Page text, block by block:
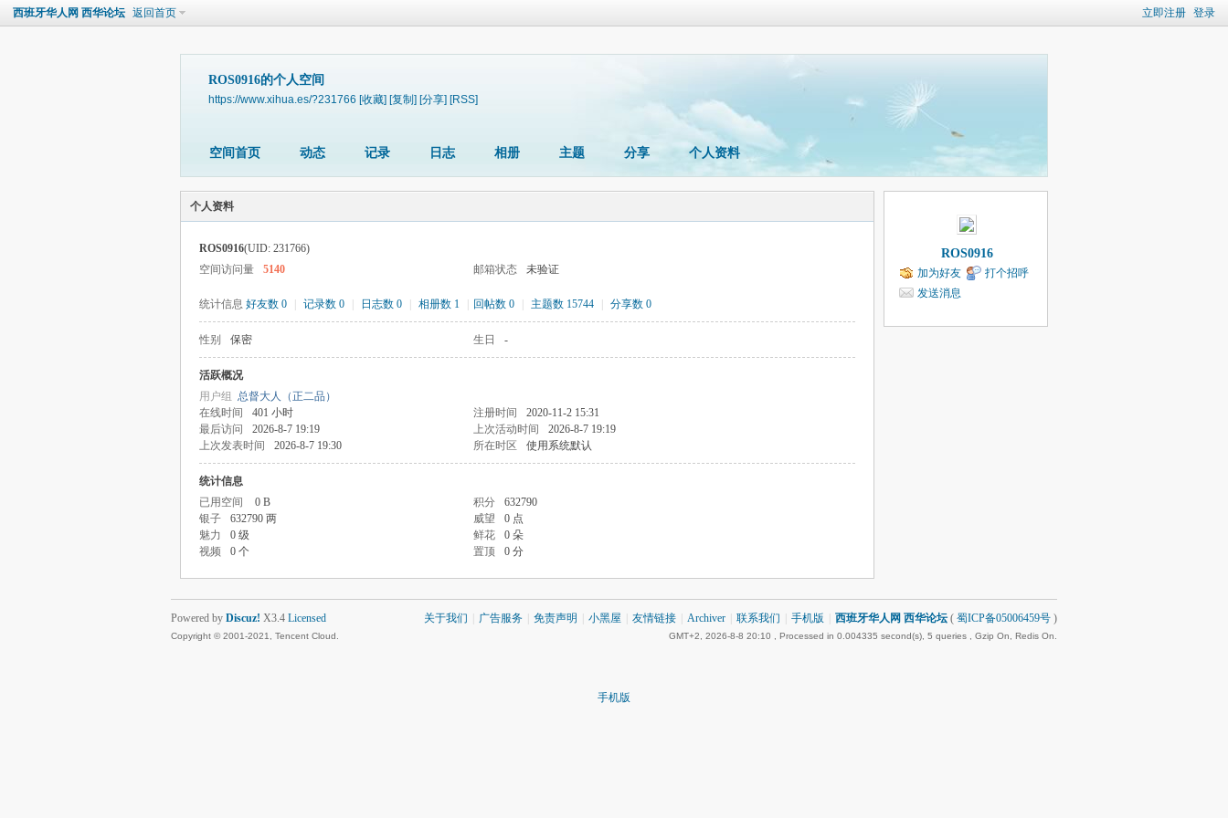
立即注册 登录
西班牙华人网 西华论坛 返回首页
ROS0916的个人空间
https://www.xihua.es/?231766 [收藏] [复制] [分享] [RSS]
空间首页 动态 记录 日志 相册 主题 分享 个人资料
个人资料
ROS0916(UID: 231766)
空间访问量
5140 邮箱状态 未验证
统计信息 好友数 0 记录数 0 日志数 0 相册数 1 回帖数 0 主题数 15744 分享数 0
性别 保密 生日 -
活跃概况
用户组 总督大人（正二品）
在线时间
401 小时 注册时间
2020-11-2 15:31
最后访问
2026-8-7 19:19 上次活动时间
2026-8-7 19:19
上次发表时间
2026-8-7 19:30 所在时区 使用系统默认
统计信息
已用空间
0 B 积分
632790
银子
632790 两 威望
0 点
魅力
0 级 鲜花
0 朵
视频
0 个 置顶 0 分
ROS0916
加为好友
打个招呼
发送消息
关于我们 广告服务 免责声明 小黑屋 友情链接 Archiver 联系我们 手机版 西班牙华人网 西华论坛 ( 蜀ICP备05006459号 )
GMT+2, 2026-8-8 20:10 , Processed in 0.004335 second(s), 5 queries , Gzip On, Redis On.
Powered by Discuz! X3.4 Licensed
Copyright © 2001-2021, Tencent Cloud.
手机版